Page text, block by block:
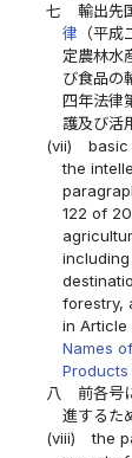
七
輸出先
律 （平
定農林水
び食品の
四年法律
護及び活
(vii)
basic
the
122 of
forestry,
in Article
Names
Products
八
前各号
進するた
(viii)
the